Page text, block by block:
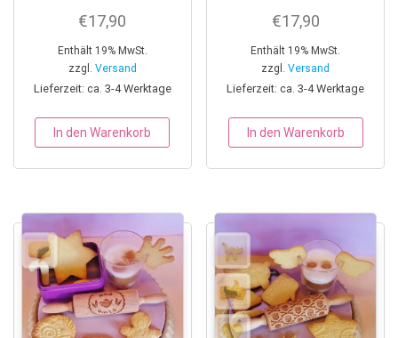
€17,90
Enthält 19% MwSt.
zzgl. Versand
Lieferzeit: ca. 3-4 Werktage
In den Warenkorb
€17,90
Enthält 19% MwSt.
zzgl.Versand
Lieferzeit: ca. 3-4 Werktage
In den Warenkorb